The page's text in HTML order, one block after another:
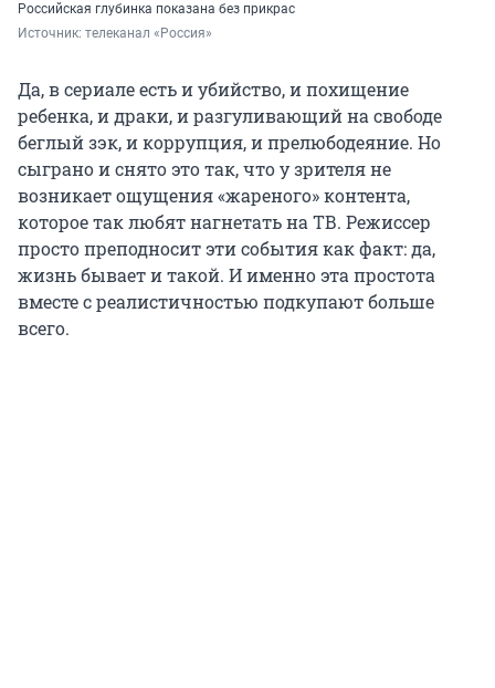
Российская глубинка показана без прикрас
Источник: телеканал «Россия»
Да, в сериале есть и убийство, и похищение
ребенка, и драки, и разгуливающий на свободе
беглый зэк, и коррупция, и прелюбодеяние. Но
сыграно и снято это так, что у зрителя не
возникает ощущения «жареного» контента,
которое так любят нагнетать на ТВ. Режиссер
просто преподносит эти события как факт: да,
жизнь бывает и такой. И именно эта простота
вместе с реалистичностью подкупают больше
всего.